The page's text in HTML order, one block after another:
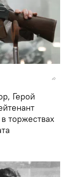
Герой
торжествах